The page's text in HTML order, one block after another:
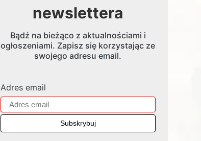
newslettera
Bądź na bieżąco z aktualnościami i
ogłoszeniami. Zapisz się korzystając ze
swojego adresu email.
Adres email